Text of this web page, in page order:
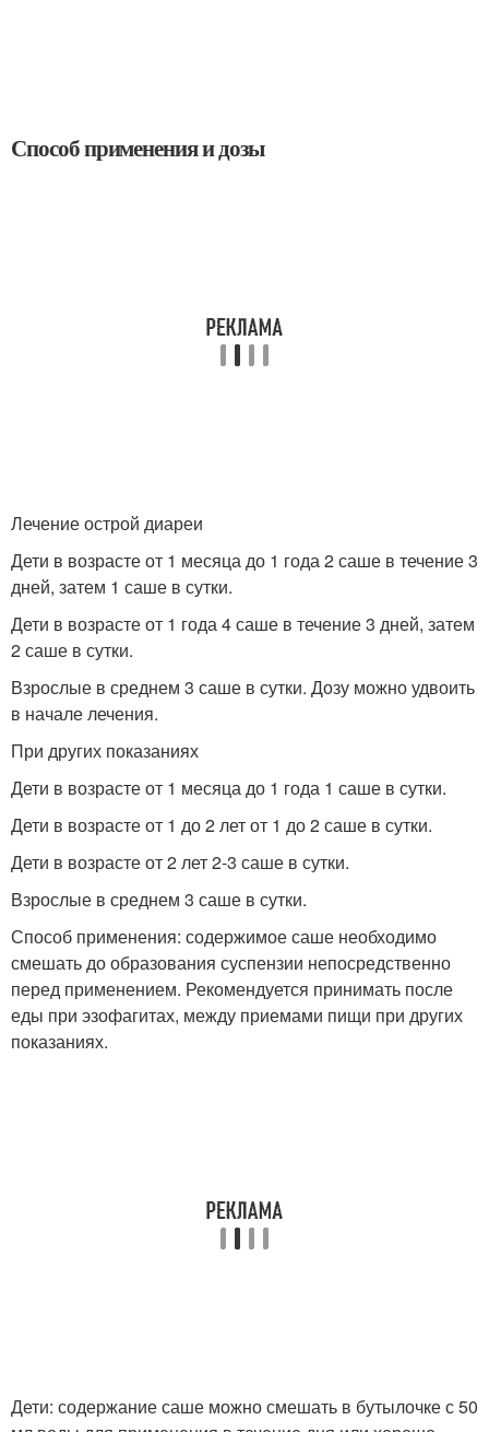
Способ применения и дозы
Лечение острой диареи
Дети в возрасте от 1 месяца до 1 года 2 саше в течение 3
дней, затем 1 саше в сутки.
Дети в возрасте от 1 года 4 саше в течение 3 дней, затем
2 саше в сутки.
Взрослые в среднем 3 саше в сутки. Дозу можно удвоить
в начале лечения.
При других показаниях
Дети в возрасте от 1 месяца до 1 года 1 саше в сутки.
Дети в возрасте от 1 до 2 лет от 1 до 2 саше в сутки.
Дети в возрасте от 2 лет 2-3 саше в сутки.
Взрослые в среднем 3 саше в сутки.
Способ применения: содержимое саше необходимо
смешать до образования суспензии непосредственно
перед применением. Рекомендуется принимать после
еды при эзофагитах, между приемами пищи при других
показаниях.
Дети: содержание саше можно смешать в бутылочке с 50